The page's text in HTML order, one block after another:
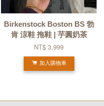
Birkenstock Boston BS 勃
肯 涼鞋 拖鞋 | 芋圓奶茶
NT$ 3,999
加入購物車